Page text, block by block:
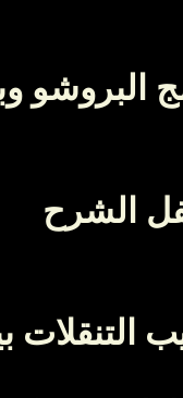
البروشو
الشرح
التنقلات